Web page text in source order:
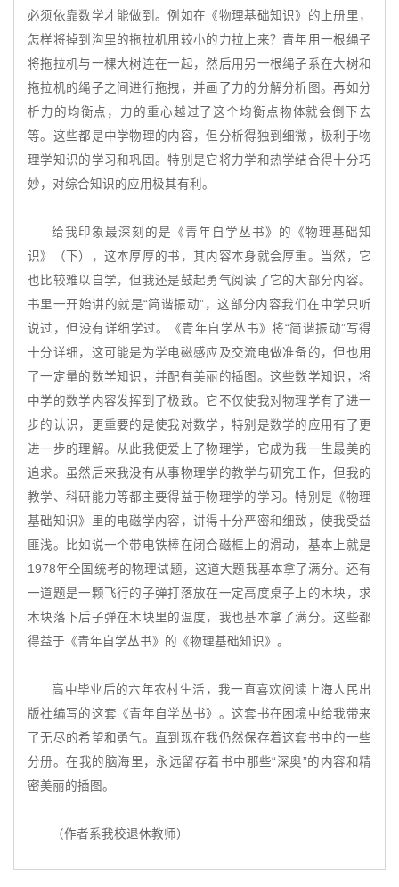
必须依靠数学才能做到。例如在《物理基础知识》的上册里，
怎样将掉到沟里的拖拉机用较小的力拉上来？青年用一根绳子
将拖拉机与一棵大树连在一起，然后用另一根绳子系在大树和
拖拉机的绳子之间进行拖拽，并画了力的分解分析图。再如分
析力的均衡点，力的重心越过了这个均衡点物体就会倒下去
等。这些都是中学物理的内容，但分析得独到细微，极利于物
理学知识的学习和巩固。特别是它将力学和热学结合得十分巧
妙，对综合知识的应用极其有利。
给我印象最深刻的是《青年自学丛书》的《物理基础知
识》（下），这本厚厚的书，其内容本身就会厚重。当然，它
也比较难以自学，但我还是鼓起勇气阅读了它的大部分内容。
书里一开始讲的就是“简谐振动”，这部分内容我们在中学只听
说过，但没有详细学过。《青年自学丛书》将“简谐振动”写得
十分详细，这可能是为学电磁感应及交流电做准备的，但也用
了一定量的数学知识，并配有美丽的插图。这些数学知识，将
中学的数学内容发挥到了极致。它不仅使我对物理学有了进一
步的认识，更重要的是使我对数学，特别是数学的应用有了更
进一步的理解。从此我便爱上了物理学，它成为我一生最美的
追求。虽然后来我没有从事物理学的教学与研究工作，但我的
教学、科研能力等都主要得益于物理学的学习。特别是《物理
基础知识》里的电磁学内容，讲得十分严密和细致，使我受益
匪浅。比如说一个带电铁棒在闭合磁框上的滑动，基本上就是
1978年全国统考的物理试题，这道大题我基本拿了满分。还有
一道题是一颗飞行的子弹打落放在一定高度桌子上的木块，求
木块落下后子弹在木块里的温度，我也基本拿了满分。这些都
得益于《青年自学丛书》的《物理基础知识》。
高中毕业后的六年农村生活，我一直喜欢阅读上海人民出
版社编写的这套《青年自学丛书》。这套书在困境中给我带来
了无尽的希望和勇气。直到现在我仍然保存着这套书中的一些
分册。在我的脑海里，永远留存着书中那些“深奥”的内容和精
密美丽的插图。
（作者系我校退休教师）